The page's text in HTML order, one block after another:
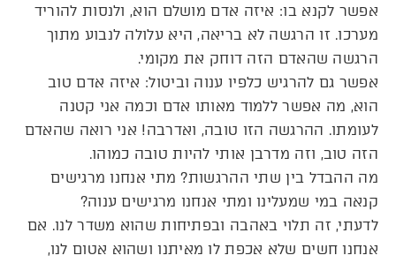
אפשר לקנא בו: איזה אדם מושלם הוא, ולנסות להוריד
מערכו. זו הרגשה לא בריאה, היא עלולה לנבוע מתוך
הרגשה שהאדם הזה דוחק את מקומי.
אפשר גם להרגיש כלפיו ענוה וביטול: איזה אדם טוב
הוא, מה אפשר ללמוד מאותו אדם וכמה אני קטנה
לעומתו. ההרגשה הזו טובה, ואדרבה! אני רואה שהאדם
הזה טוב, וזה מדרבן אותי להיות טובה כמוהו.
מה ההבדל בין שתי ההרגשות? מתי אנחנו מרגישים
קנאה במי שמעלינו ומתי אנחנו מרגישים ענוה?
לדעתי, זה תלוי באהבה ובפתיחות שהוא משדר לנו. אם
אנחנו חשים שלא אכפת לו מאיתנו ושהוא אטום לנו,